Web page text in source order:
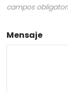
campos
Mensaje